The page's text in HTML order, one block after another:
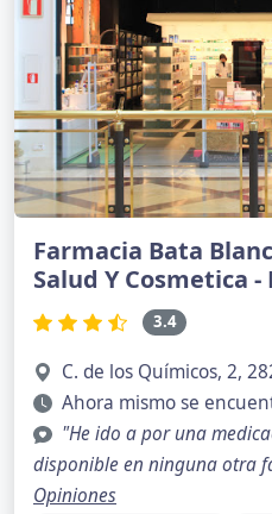
Farmacia Bata
Salud Y Cosmetica
3.4
C. de los Químicos, 2,
Ahora mismo se
"He ido a por una
disponible en ninguna otra
Opiniones